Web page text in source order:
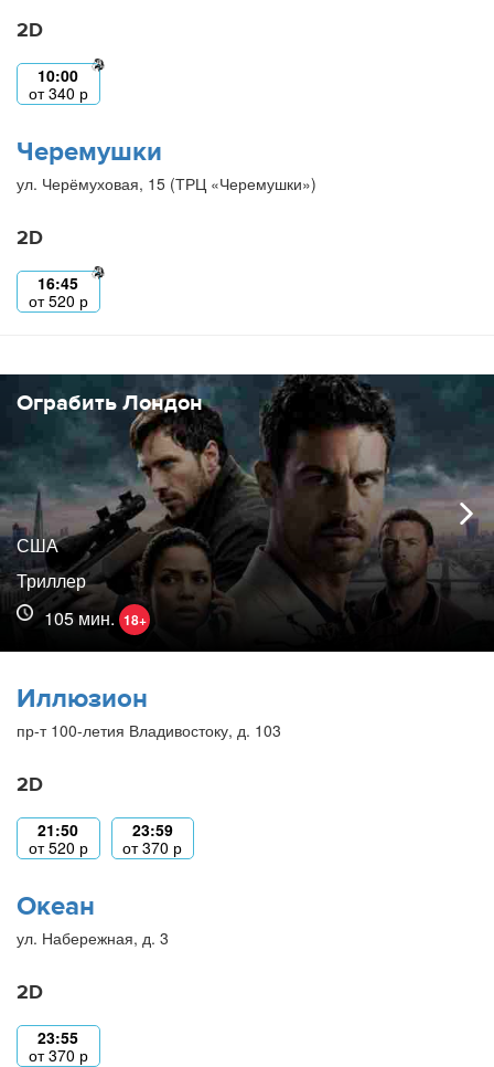
2D
10:00
от340 р
Черемушки
ул. Черёмуховая, 15 (ТРЦ «Черемушки»)
2D
16:45
от520 р
Ограбить Лондон
США
Триллер
105 мин. 18+
Иллюзион
пр-т 100-летия Владивостоку, д. 103
2D
21:50
от520 р
23:59
от370 р
Океан
ул. Набережная, д. 3
2D
23:55
от370 р